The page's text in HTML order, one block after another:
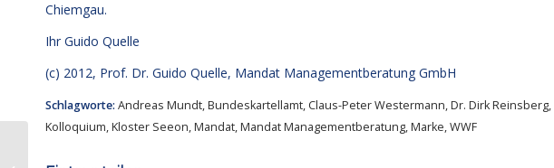
Chiemgau.
Ihr Guido Quelle
(c) 2012, Prof. Dr. Guido Quelle, Mandat Managementberatung GmbH
Schlagworte: Andreas Mundt,Bundeskartellamt, Claus-Peter Westermann,Dr. Dirk Reinsberg,
Kolloquium,Kloster Seeon,Mandat,Mandat Managementberatung,Marke,WWF